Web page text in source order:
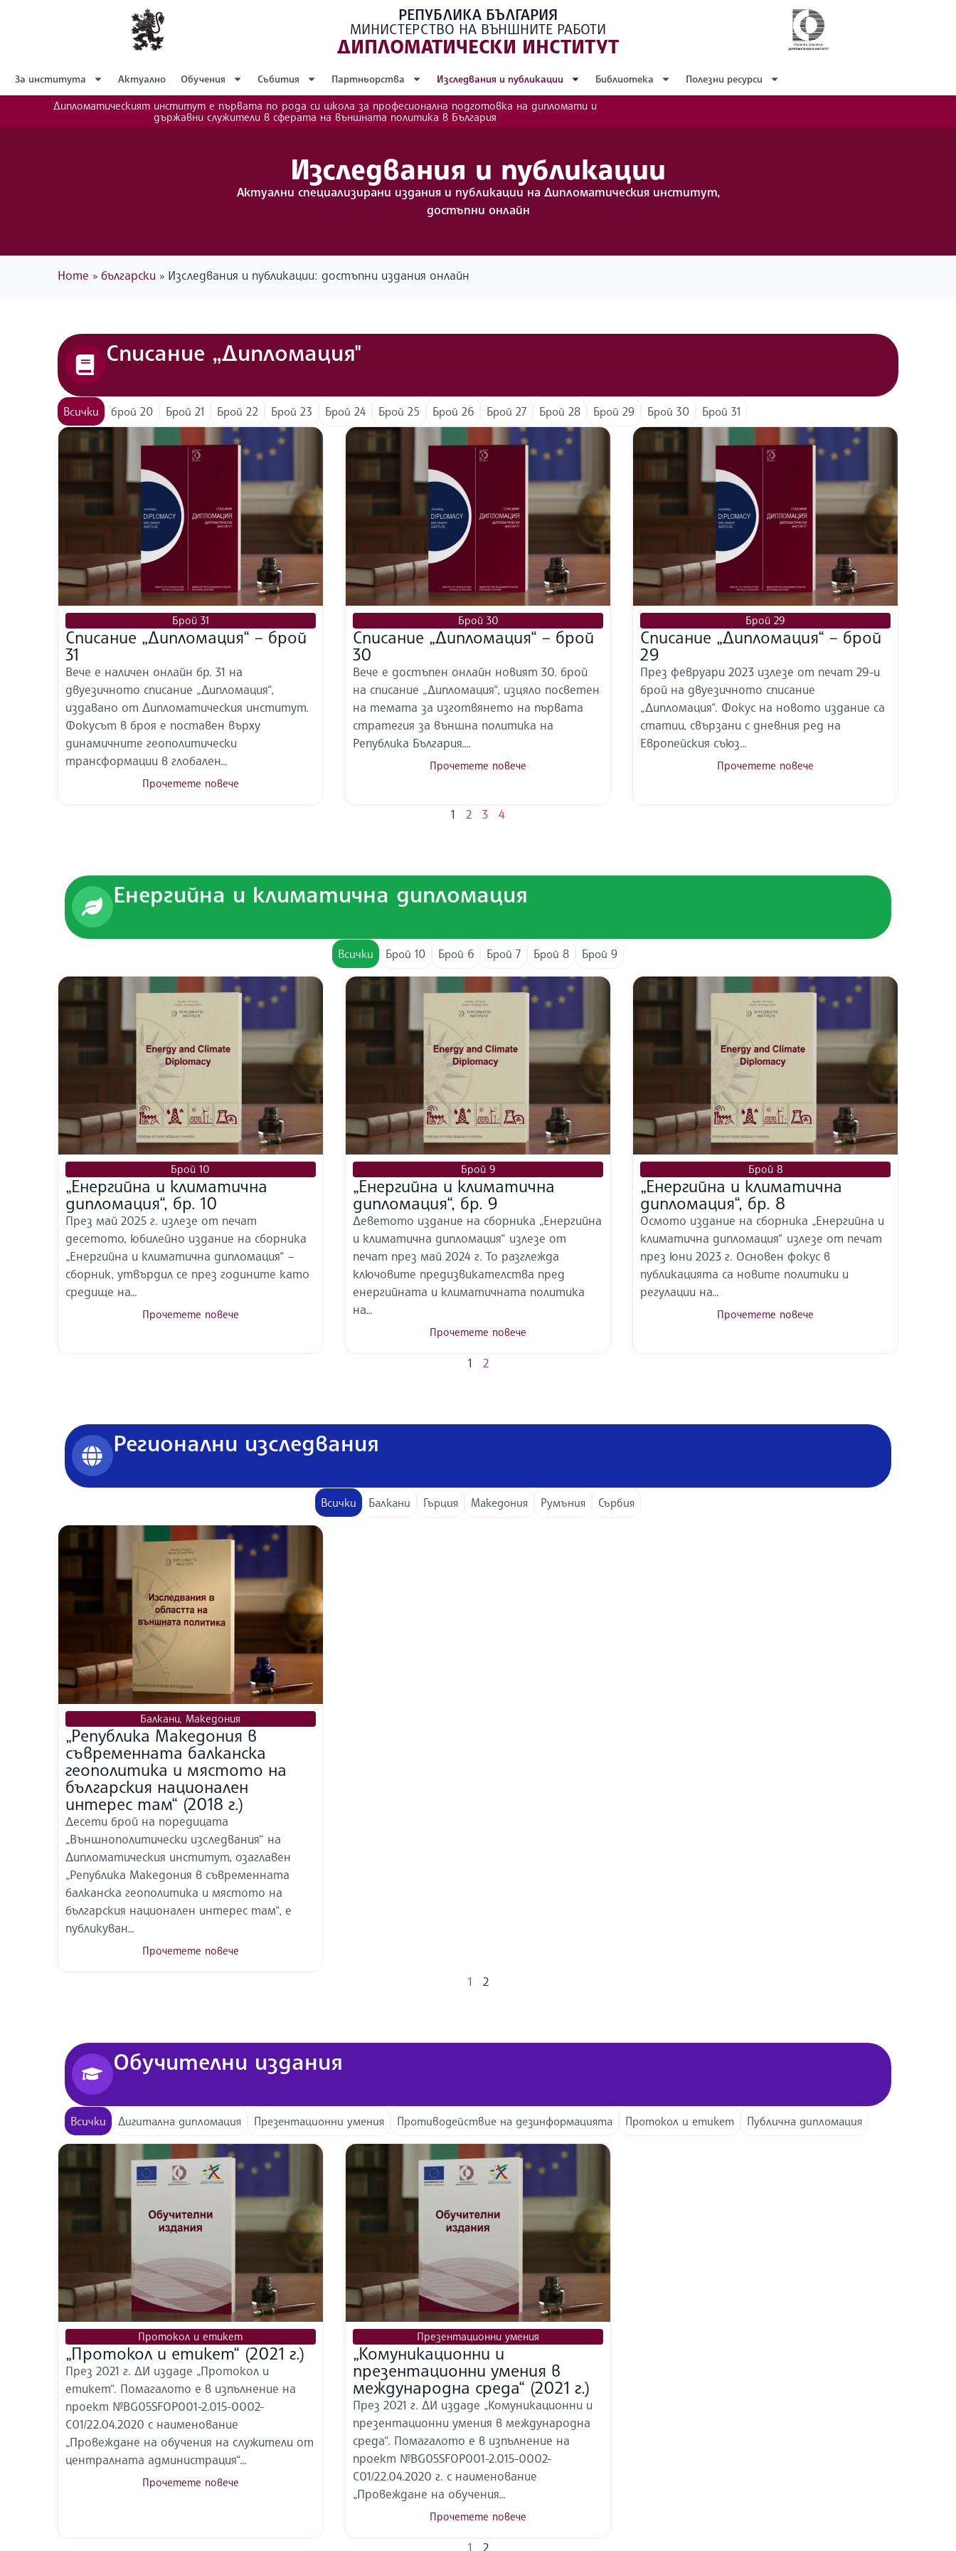
РЕПУБЛИКА БЪЛГАРИЯ
МИНИСТЕРСТВО НА ВЪНШНИТЕ РАБОТИ
ДИПЛОМАТИЧЕСКИ ИНСТИТУТ
За института Актуално Обучения Събития Партньорства Изследвания и публикации Библиотека Полезни ресурси
Дипломатическият институт е първата по рода си школа за професионална подготовка на дипломати и
държавни служители в сферата на външната политика в България
Изследвания и публикации
Актуални специализирани издания и публикации на Дипломатическия институт,
достъпни онлайн
Home » български » Изследвания и публикации: достъпни издания онлайн
Списание „Дипломация"
брой 20 Брой 21 Брой 22 Брой 23 Брой 24 Брой 25 Брой 26 Брой 27 Брой 28 Брой 29 Брой 30 Брой 31
Всички
Брой 31
Списание „Дипломация“ – брой
31
Вече е наличен онлайн бр. 31 на
двуезичното списание „Дипломация“,
издавано от Дипломатическия институт.
Фокусът в броя е поставен върху
динамичните геополитически
трансформации в глобален...
Прочетете повече
Брой 30
Списание „Дипломация“ – брой
30
Вече е достъпен онлайн новият 30. брой
на списание „Дипломация“, изцяло посветен
на темата за изготвянето на първата
стратегия за външна политика на
Република България....
Прочетете повече
Брой 29
Списание „Дипломация“ – брой
29
През февруари 2023 излезе от печат 29-и
брой на двуезичното списание
„Дипломация“. Фокус на новото издание са
статии, свързани с дневния ред на
Европейския съюз...
Прочетете повече
1 2 3 4
Енергийна и климатична дипломация
Брой 10 Брой 6 Брой 7 Брой 8 Брой 9
Всички
Брой 10
„Енергийна и климатична
дипломация“, бр. 10
През май 2025 г. излезе от печат
десетото, юбилейно издание на сборника
„Енергийна и климатична дипломация“ –
сборник, утвърдил се през годините като
средище на...
Прочетете повече
Брой 9
„Енергийна и климатична
дипломация“, бр. 9
Деветото издание на сборника „Енергийна
и климатична дипломация“ излезе от
печат през май 2024 г. То разглежда
ключовите предизвикателства пред
енергийната и климатичната политика
на...
Прочетете повече
Брой 8
„Енергийна и климатична
дипломация“, бр. 8
Осмото издание на сборника „Енергийна и
климатична дипломация“ излезе от печат
през юни 2023 г. Основен фокус в
публикацията са новите политики и
регулации на...
Прочетете повече
1 2
Регионални изследвания
Балкани Гърция Македония Румъния Сърбия
Всички
Балкани, Македония
„Република Македония в
съвременната балканска
геополитика и мястото на
българския национален
интерес там“ (2018 г.)
Десети брой на поредицата
„Външнополитически изследвания“ на
Дипломатическия институт, озаглавен
„Република Македония в съвременната
балканска геополитика и мястото на
българския национален интерес там“, е
публикуван...
Прочетете повече
1 2
Обучителни издания
Дигитална дипломация Презентационни умения Противодействие на дезинформацията Протокол и етикет Публична дипломация
Всички
Протокол и етикет
„Протокол и етикет“ (2021 г.)
През 2021 г. ДИ издаде „Протокол и
етикет“. Помагалото е в изпълнение на
проект №BG05SFOP001-2.015-0002-
C01/22.04.2020 с наименование
„Провеждане на обучения на служители от
централната администрация“...
Прочетете повече
Презентационни умения
„Комуникационни и
презентационни умения в
международна среда“ (2021 г.)
През 2021 г. ДИ издаде „Комуникационни и
презентационни умения в международна
среда“. Помагалото е в изпълнение на
проект №BG05SFOP001-2.015-0002-
C01/22.04.2020 г. с наименование
„Провеждане на обучения...
Прочетете повече
1 2